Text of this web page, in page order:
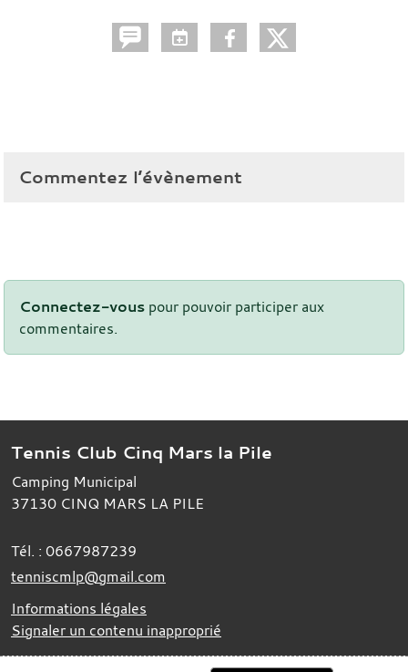
Commentez l’évènement
Connectez-vous pour pouvoir participer aux
commentaires.
Tennis Club Cinq Mars la Pile
Camping Municipal
37130 CINQ MARS LA PILE
Tél. : 0667987239
tenniscmlp@gmail.com
Informations légales
Signaler un contenu inapproprié